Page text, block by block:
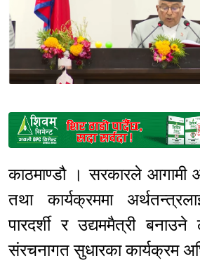
काठमाण्डौ । सरकारले आगामी
तथा कार्यक्रममा
पारदर्शी र उद्यममैत्री बनाउने
संरचनागत सुधारका कार्यक्रम